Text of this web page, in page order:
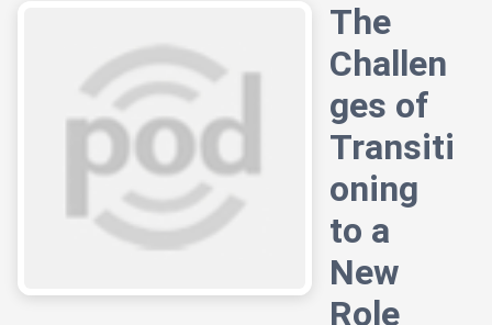
The
Challen
ges of
Transiti
oning
to a
New
Role